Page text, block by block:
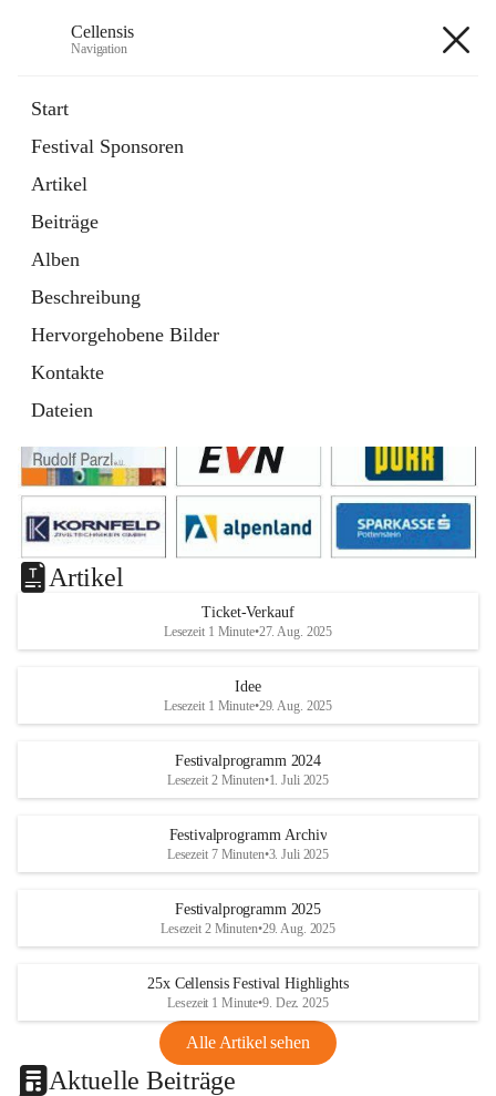
Cellensis
Navigation
Start
Festival Sponsoren
Artikel
Beiträge
Alben
Beschreibung
Hervorgehobene Bilder
Kontakte
Dateien
Festival Sponsoren
Artikel
Ticket-Verkauf
Lesezeit 1 Minute•27. Aug. 2025
Idee
Lesezeit 1 Minute•29. Aug. 2025
Festivalprogramm 2024
Lesezeit 2 Minuten•1. Juli 2025
Festivalprogramm Archiv
Lesezeit 7 Minuten•3. Juli 2025
Festivalprogramm 2025
Lesezeit 2 Minuten•29. Aug. 2025
25x Cellensis Festival Highlights
Lesezeit 1 Minute•9. Dez. 2025
Alle Artikel sehen
Aktuelle Beiträge